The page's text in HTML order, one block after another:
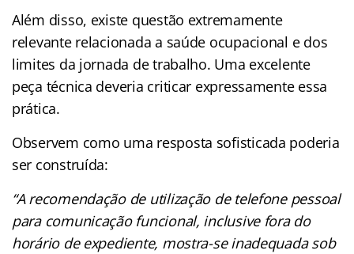
Além disso, existe questão extremamente
relevante relacionada a saúde ocupacional e dos
limites da jornada de trabalho. Uma excelente
peça técnica deveria criticar expressamente essa
prática.
Observem como uma resposta sofisticada poderia
ser construída:
“A recomendação de utilização de telefone pessoal
para comunicação funcional, inclusive fora do
horário de expediente, mostra-se inadequada sob